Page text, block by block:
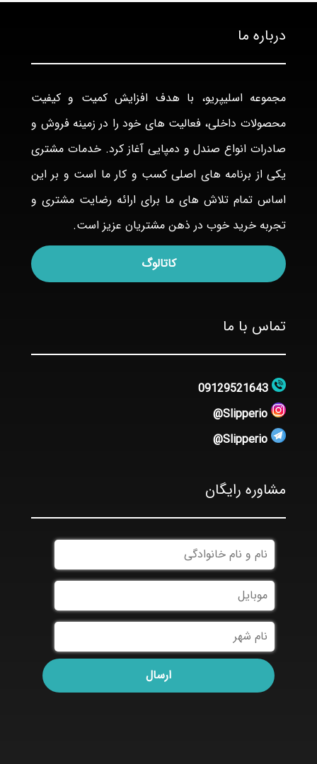
درباره ما
مجموعه اسلیپریو، با هدف افزایش کمیت و کیفیت
محصولات داخلی، فعالیت های خود را در زمینه فروش و
صادرات انواع صندل و دمپایی آغاز کرد. خدمات مشتری
یکی از برنامه های اصلی کسب و کار ما است و بر این
اساس تمام تلاش های ما برای ارائه رضایت مشتری و
تجربه خرید خوب در ذهن مشتریان عزیز است.
کاتالوگ
تماس با ما
09129521643
Slipperio@
Slipperio@
مشاوره رایگان
نام
و
نام
خانوادگی
موبایل
نام
شهر